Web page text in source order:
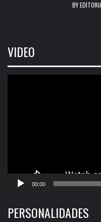
BY
VIDEO
00:00
PERSONALIDADES